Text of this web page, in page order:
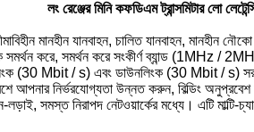
লং রেঞ্জের মিনি কফডিএম ট্রান্সমিটার লো
মানহীন যানবাহন, চালিত যানবাহন,
করে, সমর্থন করে সংকীর্ণ ব্যান্ড (1MHz /
(30 Mbit / s) এবং ডাউনলিংক (30 Mbit / s)
নির্ভরযোগ্যতা উন্নত করুন, বিল্ডিং
সমস্ত নিরাপদ নেটওয়ার্কের মধ্যে। এটি মাল্টি-